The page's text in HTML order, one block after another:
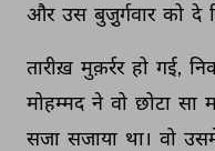
और उस बुजु़र्गवार को दे
तारीख़ मुक़र्रर हो गई,
मोहम्मद ने वो छोटा सा
सजा सजाया था। वो